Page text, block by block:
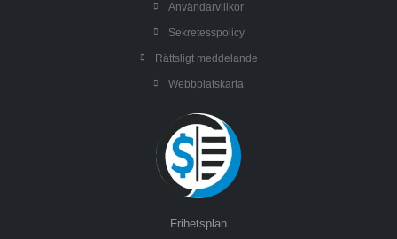
Användarvillkor
Sekretesspolicy
Rättsligt meddelande
Webbplatskarta
Frihetsplan